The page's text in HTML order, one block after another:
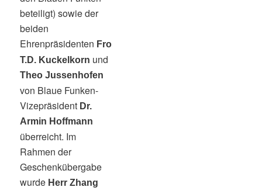
beteiligt) sowie der
beiden
Ehrenpräsidenten Fro
T.D. Kuckelkorn und
Theo Jussenhofen
von Blaue Funken-
Vizepräsident Dr.
Armin Hoffmann
überreicht. Im
Rahmen der
Geschenkübergabe
wurde Herr Zhang